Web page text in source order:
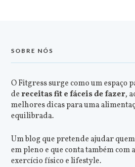
SOBRE NÓS
O Fitgress surge como um espaço
dereceitas fit e fáceis de fazer,
melhores dicas para uma
equilibrada.
Um blog que pretende ajudar
em pleno e que conta também com
exercício físico e lifestyle.